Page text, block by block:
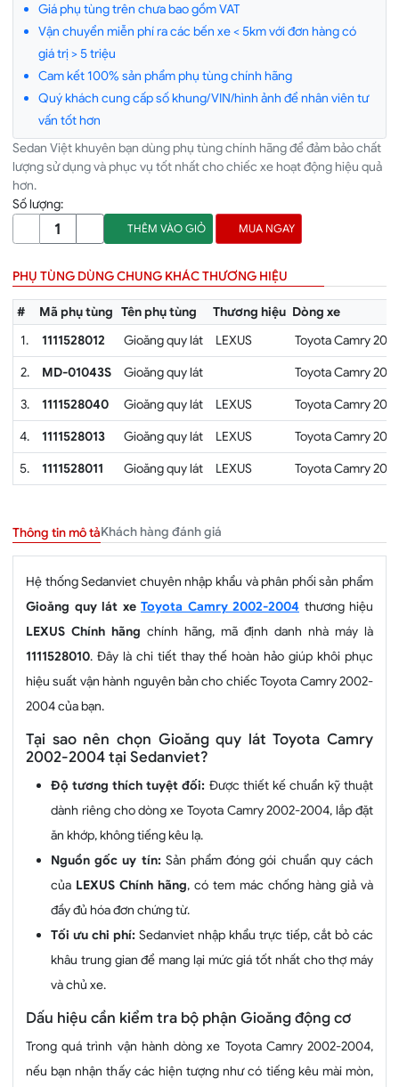
Giá phụ tùng trên chưa bao gồm VAT
Vận chuyển miễn phí ra các bến xe < 5km với đơn hàng có
giá trị > 5 triệu
Cam kết 100% sản phẩm phụ tùng chính hãng
Quý khách cung cấp số khung/VIN/hình ảnh để nhân viên tư
vấn tốt hơn
Sedan Việt khuyên bạn dùng phụ tùng chính hãng để đảm bảo chất
lượng sử dụng và phục vụ tốt nhất cho chiếc xe hoạt động hiệu quả
hơn.
Số lượng:
THÊM VÀO GIỎ MUA NGAY
PHỤ TÙNG DÙNG CHUNG KHÁC THƯƠNG HIỆU
# Mã phụ tùng Tên phụ tùng Thương hiệu Dòng xe
1.
1111528012 Gioăng quy lát LEXUS
Toyota Camry
2.
MD-01043S Gioăng quy lát
Toyota Camry
3.
1111528040 Gioăng quy lát LEXUS
Toyota Camry
4.
1111528013 Gioăng quy lát LEXUS
Toyota Camry
5.
1111528011 Gioăng quy lát LEXUS Toyota Camry
Thông tin mô tảKhách hàng đánh giá
Hệ thống Sedanviet chuyên nhập khẩu và phân phối sản phẩm
Gioăng quy lát xe Toyota Camry 2002-2004 thương hiệu
LEXUS Chính hãng chính hãng, mã định danh nhà máy là
1111528010. Đây là chi tiết thay thế hoàn hảo giúp khôi phục
hiệu suất vận hành nguyên bản cho chiếc Toyota Camry 2002-
2004 của bạn.
Tại sao nên chọn Gioăng quy lát Toyota Camry
2002-2004 tại Sedanviet?
Độ tương thích tuyệt đối: Được thiết kế chuẩn kỹ thuật
dành riêng cho dòng xe Toyota Camry 2002-2004, lắp đặt
ăn khớp, không tiếng kêu lạ.
Nguồn gốc uy tín: Sản phẩm đóng gói chuẩn quy cách
của LEXUS Chính hãng, có tem mác chống hàng giả và
đầy đủ hóa đơn chứng từ.
Tối ưu chi phí: Sedanviet nhập khẩu trực tiếp, cắt bỏ các
khâu trung gian để mang lại mức giá tốt nhất cho thợ máy
và chủ xe.
Dấu hiệu cần kiểm tra bộ phận Gioăng động cơ
Trong quá trình vận hành dòng xe Toyota Camry 2002-2004,
nếu bạn nhận thấy các hiện tượng như có tiếng kêu mài mòn,